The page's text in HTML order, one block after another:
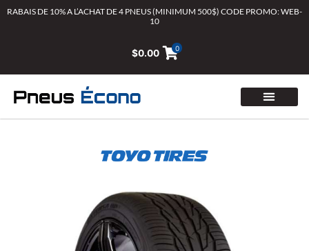
AllerRABAIS DE 10% A L’ACHAT DE 4 PNEUS (MINIMUM 500$) CODE PROMO: WEB-
10
$0.00 0